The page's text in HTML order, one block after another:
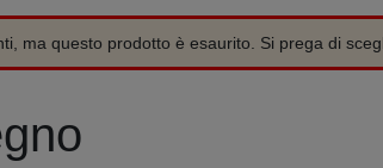
ma questo prodotto è esaurito. Si prega di